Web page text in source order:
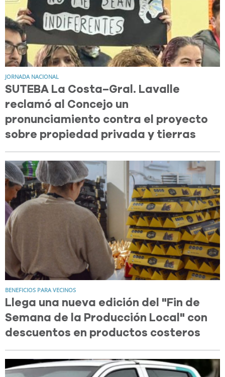
JORNADA NACIONAL
SUTEBA La Costa–Gral. Lavalle
reclamó al Concejo un
pronunciamiento contra el proyecto
sobre propiedad privada y tierras
BENEFICIOS PARA VECINOS
Llega una nueva edición del "Fin de
Semana de la Producción Local" con
descuentos en productos costeros